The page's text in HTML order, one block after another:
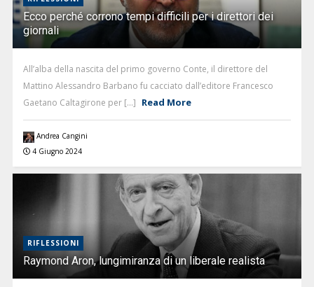
Ecco perché corrono tempi difficili per i direttori dei
giornali
All’alba della nascita del primo governo Conte, il direttore del
Mattino Alessandro Barbano fu cacciato dall’editore Francesco
Gaetano Caltagirone per [...] Read More
Andrea Cangini
4 Giugno 2024
RIFLESSIONI
Raymond Aron, lungimiranza di un liberale realista